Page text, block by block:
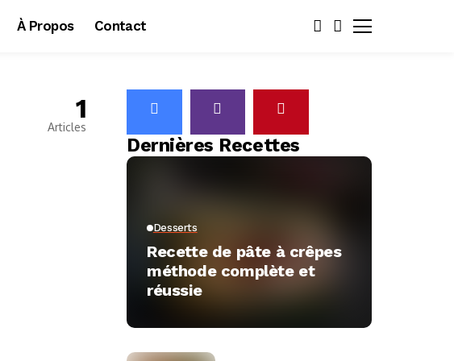
À Propos Contact
1
Articles
Dernières Recettes
Desserts
Recette de pâte à crêpes
méthode complète et
réussie